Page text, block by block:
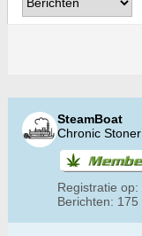
SteamBoat
Chronic Stoner
Registratie op:
Berichten: 175